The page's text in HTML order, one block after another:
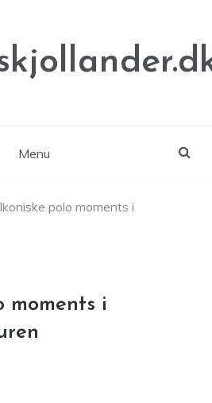
Menu
Ikoniske polo moments i
moments i